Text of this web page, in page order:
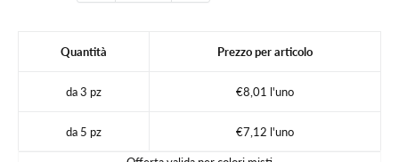
Quantità Prezzo per articolo
da 3 pz €8,01 l'uno
da 5 pz €7,12 l'uno